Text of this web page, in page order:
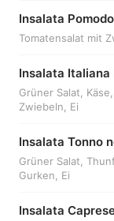
Insalata
Tomatensalat mit
Insalata Italiana
Grüner Salat,
Zwiebeln, Ei
Insalata Tonno
Grüner Salat,
Gurken, Ei
Insalata